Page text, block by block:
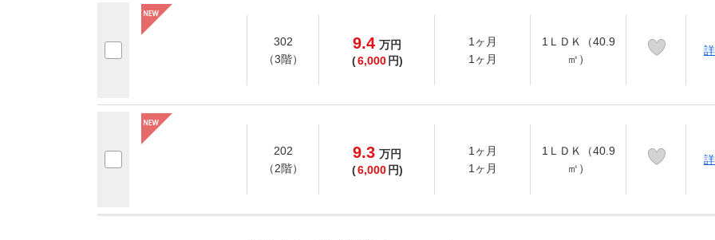
302
（3階）
9.4 万円
(6,000 円)
1ヶ月
1ヶ月
1ＬＤＫ（40.9
㎡）
202
（2階）
9.3 万円
(6,000 円)
1ヶ月
1ヶ月
1ＬＤＫ（40.9
㎡）